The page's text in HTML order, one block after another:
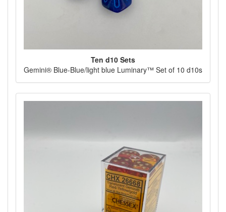
Ten d10 Sets
Gemini® Blue-Blue/light blue Luminary™ Set of 10 d10s